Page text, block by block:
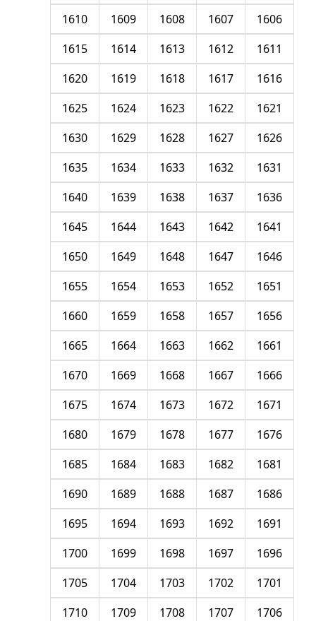
1606
1607
1608
1609
1610
1611
1612
1613
1614
1615
1616
1617
1618
1619
1620
1621
1622
1623
1624
1625
1626
1627
1628
1629
1630
1631
1632
1633
1634
1635
1636
1637
1638
1639
1640
1641
1642
1643
1644
1645
1646
1647
1648
1649
1650
1651
1652
1653
1654
1655
1656
1657
1658
1659
1660
1661
1662
1663
1664
1665
1666
1667
1668
1669
1670
1671
1672
1673
1674
1675
1676
1677
1678
1679
1680
1681
1682
1683
1684
1685
1686
1687
1688
1689
1690
1691
1692
1693
1694
1695
1696
1697
1698
1699
1700
1701
1702
1703
1704
1705
1706
1707
1708
1709
1710